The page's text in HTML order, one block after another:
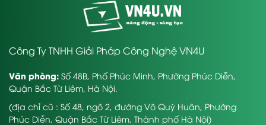
Công Ty TNHH Giải Pháp Công Nghệ VN4U
Văn phòng: Số 48B, Phố Phúc Minh, Phường Phúc Diễn,
Quận Bắc Từ Liêm, Hà Nội.
(địa chỉ cũ : Số 48, ngõ 2, đường Võ Quý Huân, Phường
Phúc Diễn, Quận Bắc Từ Liêm, Thành phố Hà Nội)